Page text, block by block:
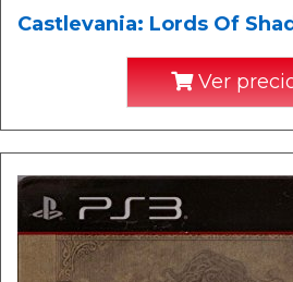
Castlevania: Lords Of
Ver